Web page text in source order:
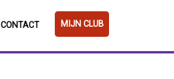
CONTACT MIJN CLUB